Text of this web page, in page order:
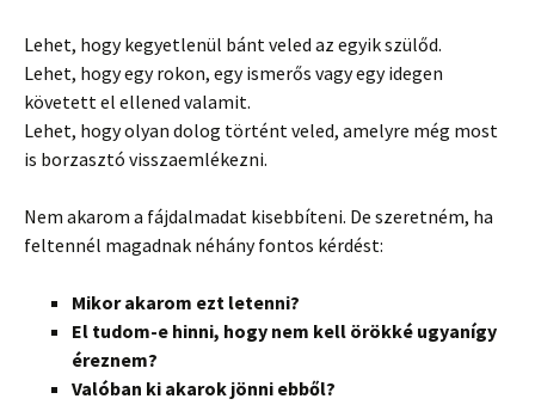
Lehet, hogy kegyetlenül bánt veled az egyik szülőd.
Lehet, hogy egy rokon, egy ismerős vagy egy idegen
követett el ellened valamit.
Lehet, hogy olyan dolog történt veled, amelyre még most
is borzasztó visszaemlékezni.
Nem akarom a fájdalmadat kisebbíteni. De szeretném, ha
feltennél magadnak néhány fontos kérdést:
Mikor akarom ezt letenni?
El tudom-e hinni, hogy nem kell örökké ugyanígy
éreznem?
Valóban ki akarok jönni ebből?